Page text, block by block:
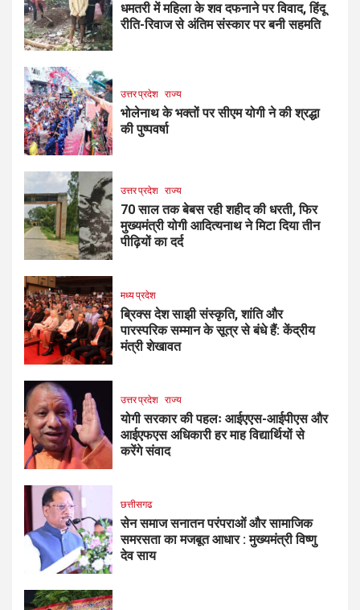
धमतरी में महिला के शव दफनाने पर विवाद, हिंदू
रीति-रिवाज से अंतिम संस्कार पर बनी सहमति
उत्तर प्रदेश राज्य
भोलेनाथ के भक्तों पर सीएम योगी ने की श्रद्धा
की पुष्पवर्षा
उत्तर प्रदेश राज्य
70 साल तक बेबस रही शहीद की धरती, फिर
मुख्यमंत्री योगी आदित्यनाथ ने मिटा दिया तीन
पीढ़ियों का दर्द
मध्य प्रदेश
ब्रिक्स देश साझी संस्कृति, शांति और
पारस्परिक सम्मान के सूत्र से बंधे हैं: केंद्रीय
मंत्री शेखावत
उत्तर प्रदेश राज्य
योगी सरकार की पहलः आईएएस-आईपीएस और
आईएफएस अधिकारी हर माह विद्यार्थियों से
करेंगे संवाद
छत्तीसगढ
सेन समाज सनातन परंपराओं और सामाजिक
समरसता का मजबूत आधार : मुख्यमंत्री विष्णु
देव साय